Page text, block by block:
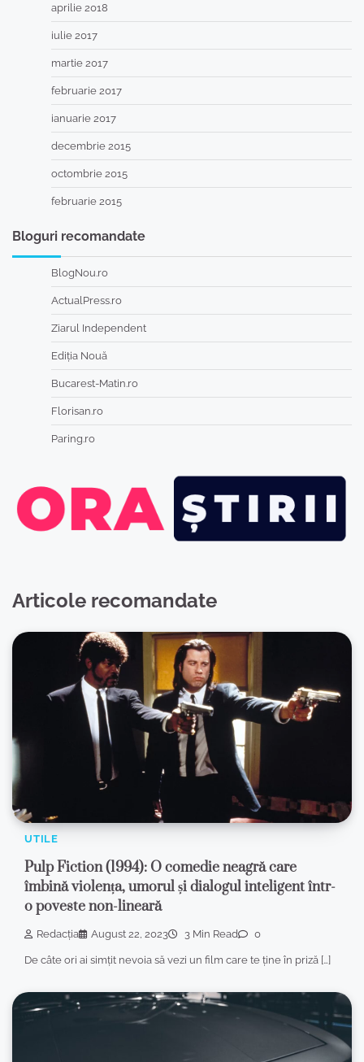
aprilie 2018
iulie 2017
martie 2017
februarie 2017
ianuarie 2017
decembrie 2015
octombrie 2015
februarie 2015
Bloguri recomandate
BlogNou.ro
ActualPress.ro
Ziarul Independent
Ediția Nouă
Bucarest-Matin.ro
Florisan.ro
Paring.ro
Articole recomandate
UTILE
Pulp Fiction (1994): O comedie neagră care
îmbină violența, umorul și dialogul inteligent într-
o poveste non-lineară
Redacția August 22, 2023 3 Min Read 0
De câte ori ai simțit nevoia să vezi un film care te ține în priză […]